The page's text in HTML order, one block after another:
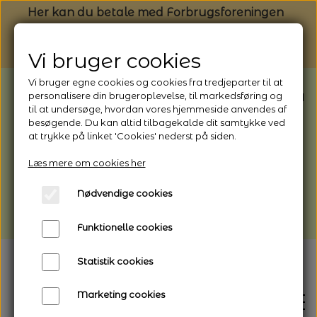
Her kan du betale med Forbrugsforeningen
BEMÆRK: Butikken har ferielukket* fra
1/8 - 9/8 - 2026
*Webshoppen er åben og sender hele
afhentning
Vi gør opmærksom på, at der kan være lidt
længere leveringstid
Vi bruger cookies
Vi bruger egne cookies og cookies fra tredjeparter til at
personalisere din brugeroplevelse, til markedsføring og
til at undersøge, hvordan vores hjemmeside anvendes af
besøgende. Du kan altid tilbagekalde dit samtykke ved
at trykke på linket 'Cookies' nederst på siden.
Læs mere om cookies her
Nødvendige cookies
Funktionelle cookies
Statistik cookies
Marketing cookies